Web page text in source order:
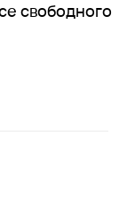
свободного